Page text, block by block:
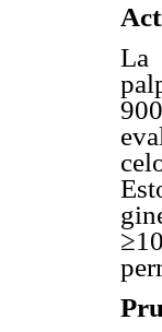
La